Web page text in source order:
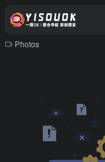
Photos